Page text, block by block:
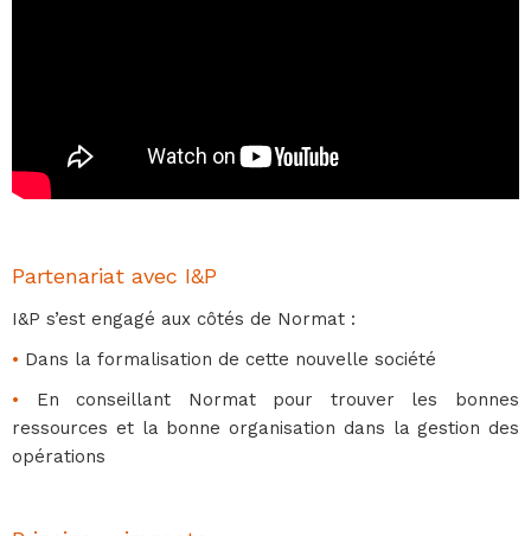
Partenariat avec I&P
I&P s’est engagé aux côtés de Normat :
• Dans la formalisation de cette nouvelle société
• En conseillant Normat pour trouver les bonnes
ressources et la bonne organisation dans la gestion des
opérations